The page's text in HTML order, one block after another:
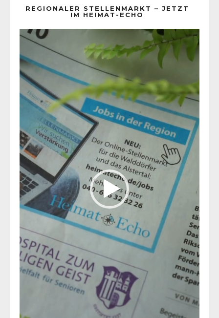
REGIONALER STELLENMARKT – JETZT
IM HEIMAT-ECHO
Player